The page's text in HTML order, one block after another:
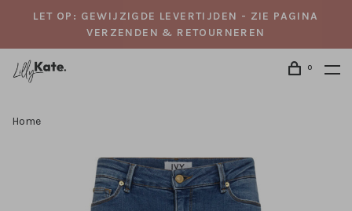
LET OP: GEWIJZIGDE LEVERTIJDEN - ZIE PAGINA
VERZENDEN & RETOURNEREN
0
Home